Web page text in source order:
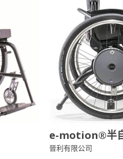
e-motion®半
晉利有限公司